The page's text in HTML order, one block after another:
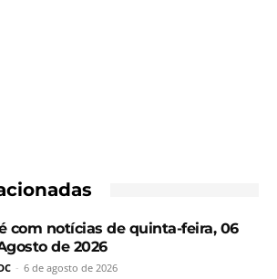
com notícias de quinta-feira, 06
de 2026
- 6 de agosto de 2026